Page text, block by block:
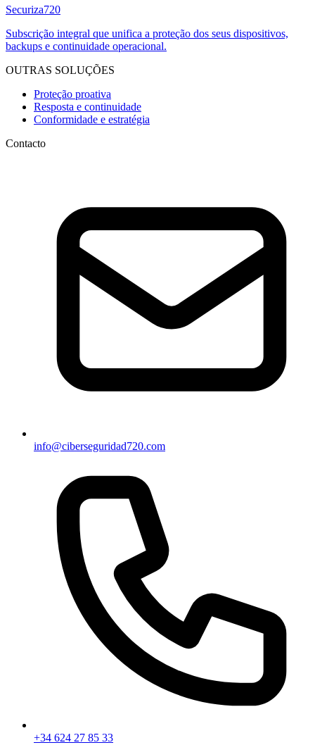
Securiza720
Subscrição integral que unifica a proteção dos seus dispositivos,
backups e continuidade operacional.
OUTRAS SOLUÇÕES
Proteção proativa
Resposta e continuidade
Conformidade e estratégia
Contacto
info@ciberseguridad720.com
+34 624 27 85 33